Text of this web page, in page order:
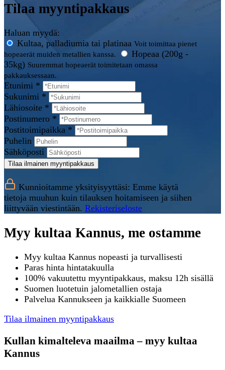
Tilaa myyntipakkaus
Haluan myydä:
Kultaa, palladiumia tai platinaa Voit toimittaa pienet
hopeaerät muiden metallien kanssa.
Hopeaa (200g -
35kg) Suuremmat hopeaerät toimitetaan omassa
pakkauksessaan.
Etunimi *
Sukunimi *
Lähiosoite *
Postinumero *
Postitoimipaikka *
Puhelin
Sähköposti
Tilaa ilmainen myyntipakkaus
Kunnioitamme yksityisyyttäsi: Emme käytä
tietoja muuhun kuin tilauksen hoitamiseen ja siihen
liittyvään viestintään. Rekisteriseloste
Myy kultaa Kannus, me ostamme
Myy kultaa Kannus nopeasti ja turvallisesti
Paras hinta hintatakuulla
100% vakuutettu myyntipakkaus, maksu 12h sisällä
Suomen luotetuin jalometallien ostaja
Palvelua Kannukseen ja kaikkialle Suomeen
Tilaa ilmainen myyntipakkaus
Kullan kimalteleva maailma – myy kultaa
Kannus